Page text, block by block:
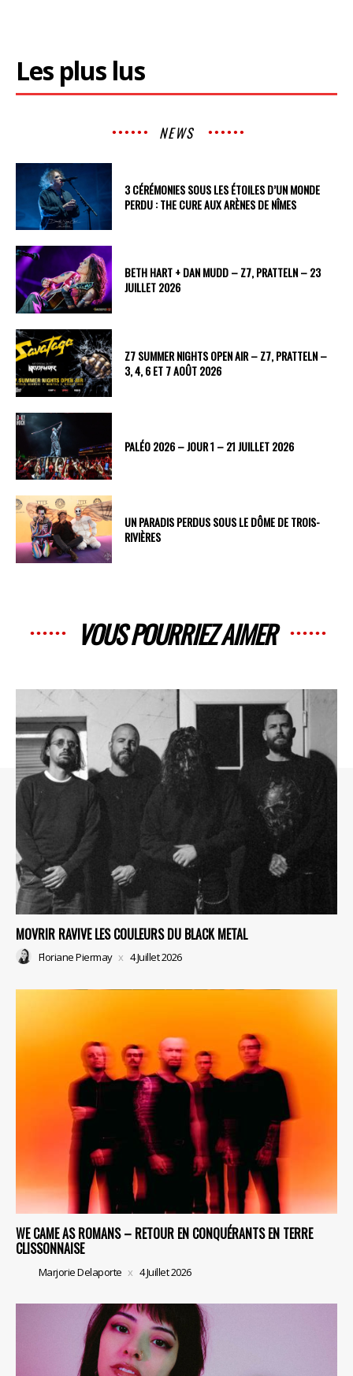
Les plus lus
NEWS
3 CÉRÉMONIES SOUS LES ÉTOILES D’UN MONDE
PERDU : THE CURE AUX ARÈNES DE NÎMES
BETH HART + DAN MUDD – Z7, PRATTELN – 23
JUILLET 2026
Z7 SUMMER NIGHTS OPEN AIR – Z7, PRATTELN –
3, 4, 6 ET 7 AOÛT 2026
PALÉO 2026 – JOUR 1 – 21 JUILLET 2026
UN PARADIS PERDUS SOUS LE DÔME DE TROIS-
RIVIÈRES
VOUS POURRIEZ AIMER
MOVRIR RAVIVE LES COULEURS DU BLACK METAL
Floriane Piermay 4 Juillet 2026
WE CAME AS ROMANS – RETOUR EN CONQUÉRANTS EN TERRE
CLISSONNAISE
Marjorie Delaporte 4 Juillet 2026